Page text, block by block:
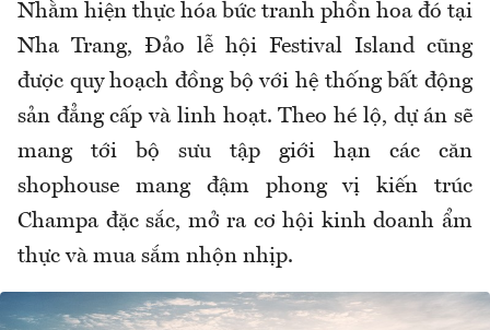
Nhằm hiện thực hóa bức tranh phồn hoa đó tại
Nha Trang, Đảo lễ hội Festival Island cũng
được quy hoạch đồng bộ với hệ thống bất động
sản đẳng cấp và linh hoạt. Theo hé lộ, dự án sẽ
mang tới bộ sưu tập giới hạn các căn
shophouse mang đậm phong vị kiến trúc
Champa đặc sắc, mở ra cơ hội kinh doanh ẩm
thực và mua sắm nhộn nhịp.